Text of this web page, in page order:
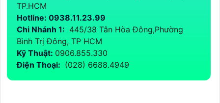
TP.HCM
Hotline: 0938.11.23.99
Chi Nhánh 1: 445/38 Tân Hòa Đông,Phường
Bình Trị Đông, TP HCM
Kỹ Thuật: 0906.855.330
Điện Thoại: (028) 6688.4949